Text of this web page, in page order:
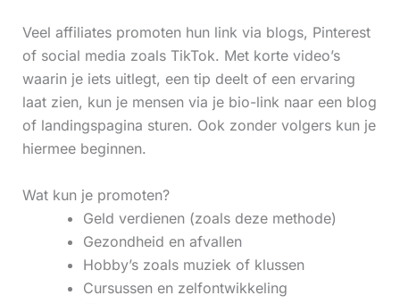
Veel affiliates promoten hun link via blogs, Pinterest
of social media zoals TikTok. Met korte video’s
waarin je iets uitlegt, een tip deelt of een ervaring
laat zien, kun je mensen via je bio-link naar een blog
of landingspagina sturen. Ook zonder volgers kun je
hiermee beginnen.
Wat kun je promoten?
Geld verdienen (zoals deze methode)
Gezondheid en afvallen
Hobby’s zoals muziek of klussen
Cursussen en zelfontwikkeling